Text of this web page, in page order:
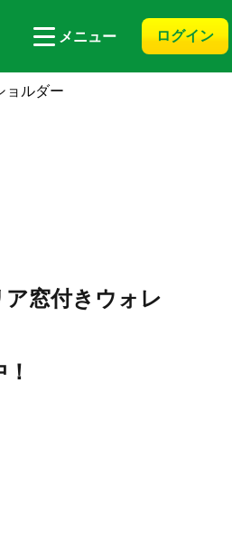
メニュー ログイン
ョルダー
窓付きウォレ